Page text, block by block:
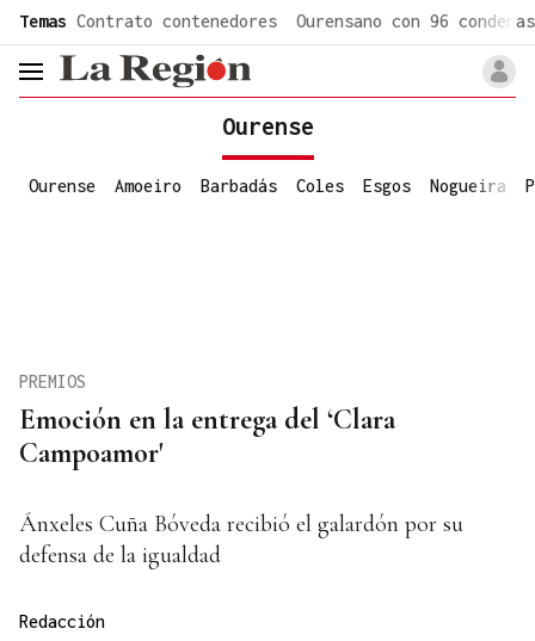
Temas Contrato contenedores Ourensano con 96 condenas
header.menu.open
Ourense
Ourense Amoeiro Barbadás Coles Esgos Nogueira
Emoción en la entrega del ‘Clara
Campoamor'
PREMIOS
Ánxeles Cuña Bóveda recibió el galardón por su
defensa de la igualdad
Redacción